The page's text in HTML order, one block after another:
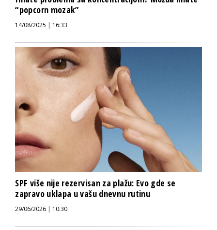
“popcorn mozak”
14/08/2025 | 16:33
SPF više nije rezervisan za plažu: Evo gde se
zapravo uklapa u vašu dnevnu rutinu
29/06/2026 | 10:30